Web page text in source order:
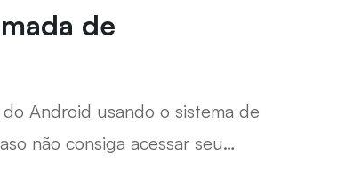
de
Android usando o sistema de
não consiga acessar seu